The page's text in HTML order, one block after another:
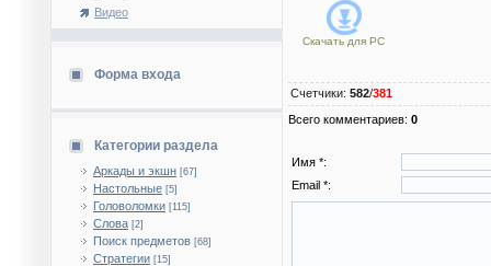
Видео
Форма входа
Категории раздела
Аркады и экшн [67]
Настольные [5]
Головоломки [115]
Слова [2]
Поиск предметов [68]
Стратегии [15]
Скачать для PC
Счетчики: 582/381
Всего комментариев: 0
Имя *:
Email *: